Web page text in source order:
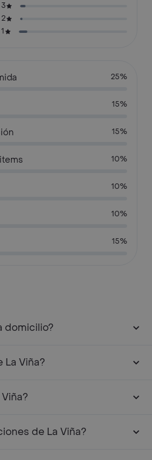
3
2
1
25%
15%
15%
10%
10%
10%
15%
domicilio?
La Viña?
de La Viña?